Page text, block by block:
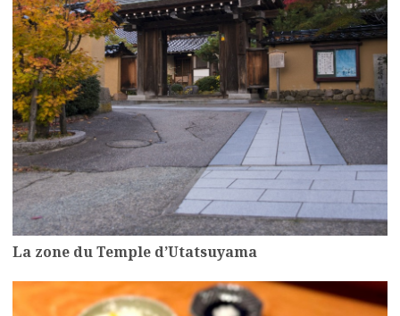
La zone du Temple d’Utatsuyama
more